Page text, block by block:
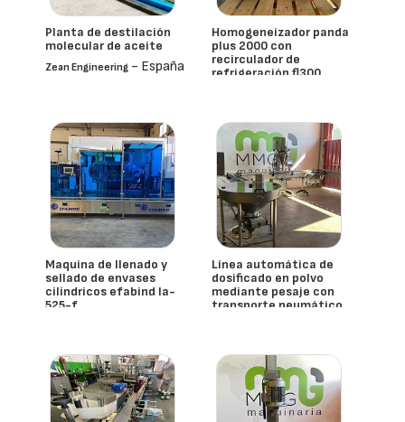
Planta de destilación
molecular de aceite
Zean Engineering - España
Homogeneizador panda
plus 2000 con
recirculador de
refrigeración fl300
Maquina de llenado y
sellado de envases
cilindricos efabind la-
525-f
Línea automática de
dosificado en polvo
mediante pesaje con
transporte neumático